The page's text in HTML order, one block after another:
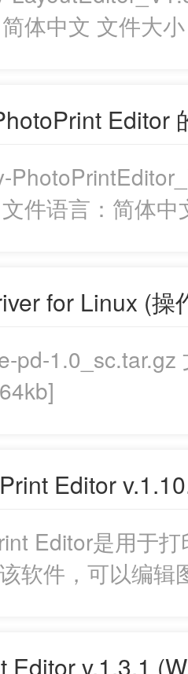
体中文 文件大
Editor
件语言：简体
for Linux (操
pd-
Editor
Editor是用于
软件，可以编
Editor v.1.3.1